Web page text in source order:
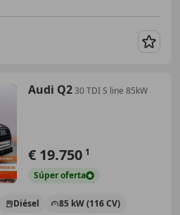
Audi Q230 TDI S line 85kW
€ 19.750 1
Súperoferta
Diésel 85 kW (116 CV)